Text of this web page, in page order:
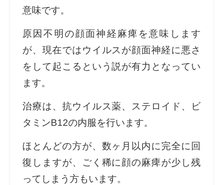
意味です。
原因不明の顔面神経麻痺を意味します
が、現在ではウイルスが顔面神経に悪さ
をして起こるという説が有力となってい
ます。
治療は、抗ウイルス薬、ステロイド、ビ
タミンB12の内服を行います。
ほとんどの方が、数ヶ月以内に完全に回
復しますが、ごく稀に顔の麻痺が少し残
ってしまう方もいます。